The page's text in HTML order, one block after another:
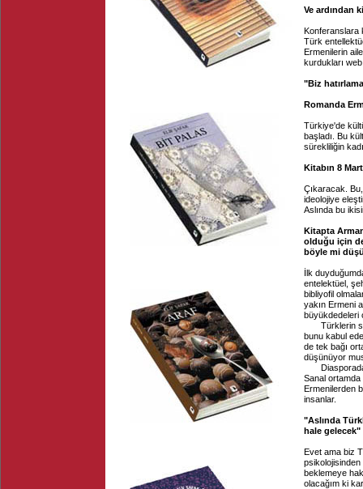
Ve ardından
Konferanslara
Türk
Ermenilerin
kurdukları
"Biz
Romanda
Türkiye'de
başladı. Bu
sürekliliğin
Kitabın 8
Çıkaracak.
ideolojiye
Aslında bu
Kitapta
olduğu için
böyle mi
İlk
entelektüel,
bibliyofil
yakın Ermeni
büyükdedeleri
Türklerin
bunu kabul
de tek bağı
düşünüyor
Sanal ortamda
Ermenilerden
insanlar.
"Aslında
hale
Evet ama biz
psikolojisinden
beklemeye
olacağım ki